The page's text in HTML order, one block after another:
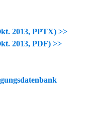
2013, PPTX) >>
2013, PDF) >>